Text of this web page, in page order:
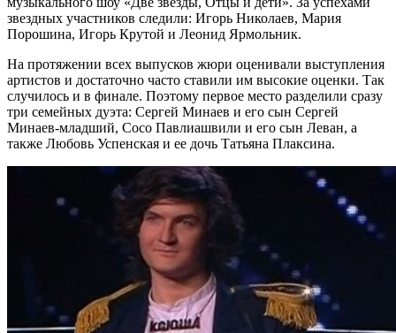
звездных участников следили: Игорь Николаев, Мария
Порошина, Игорь Крутой и Леонид Ярмольник.
На протяжении всех выпусков жюри оценивали выступления
артистов и достаточно часто ставили им высокие оценки. Так
случилось и в финале. Поэтому первое место разделили сразу
три семейных дуэта: Сергей Минаев и его сын Сергей
Минаев-младший, Сосо Павлиашвили и его сын Леван, а
также Любовь Успенская и ее дочь Татьяна Плаксина.